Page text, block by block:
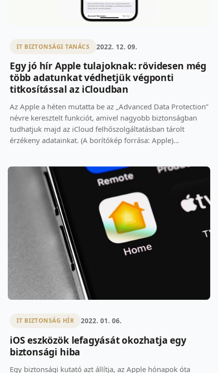
IT BIZTONSÁGI TANÁCS 2022. 12. 09.
Egy jó hír Apple tulajoknak: rövidesen még
több adatunkat védhetjük végponti
titkosítással az iCloudban
Az Apple a héten mutatta be az „Advanced Data Protection”
névre keresztelt funkciót, amivel nagyobb biztonságban
tudhatjuk majd az iCloud felhőszolgáltatásban tárolt
érzékeny adatainkat. (A borítókép forrása: Apple)...
IT BIZTONSÁG HÍR 2022. 01. 06.
iOS eszközök lefagyását okozhatja egy
biztonsági hiba
Egy biztonsági kutató azt állítja, az Apple hónapok óta